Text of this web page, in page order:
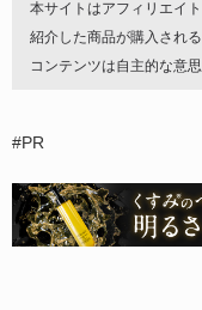
本サイトはアフィリエイ
紹介した商品が購入され
コンテンツは自主的な意
#PR